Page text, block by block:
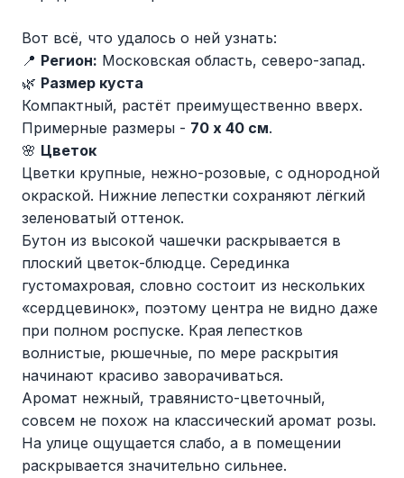
Вот всё, что удалось о ней узнать:
📍 Регион: Московская область, северо-запад.
🌿 Размер куста
Компактный, растёт преимущественно вверх.
Примерные размеры - 70 х 40 см.
🌸 Цветок
Цветки крупные, нежно-розовые, с однородной
окраской. Нижние лепестки сохраняют лёгкий
зеленоватый оттенок.
Бутон из высокой чашечки раскрывается в
плоский цветок-блюдце. Серединка
густомахровая, словно состоит из нескольких
«сердцевинок», поэтому центра не видно даже
при полном роспуске. Края лепестков
волнистые, рюшечные, по мере раскрытия
начинают красиво заворачиваться.
Аромат нежный, травянисто-цветочный,
совсем не похож на классический аромат розы.
На улице ощущается слабо, а в помещении
раскрывается значительно сильнее.